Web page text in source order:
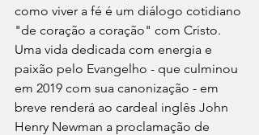
como viver a fé é um diálogo cotidiano
"de coração a coração" com Cristo.
Uma vida dedicada com energia e
paixão pelo Evangelho - que culminou
em 2019 com sua canonização - em
breve renderá ao cardeal inglês John
Henry Newman a proclamação de